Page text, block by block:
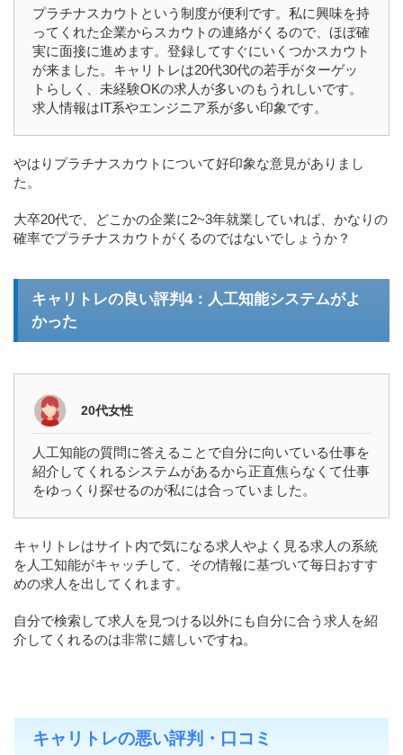
プラチナスカウトという制度が便利です。私に興味を持
ってくれた企業からスカウトの連絡がくるので、ほぼ確
実に面接に進めます。登録してすぐにいくつかスカウト
が来ました。キャリトレは20代30代の若手がターゲッ
トらしく、未経験OKの求人が多いのもうれしいです。
求人情報はIT系やエンジニア系が多い印象です。
やはりプラチナスカウトについて好印象な意見がありまし
た。
大卒20代で、どこかの企業に2~3年就業していれば、かなりの
確率でプラチナスカウトがくるのではないでしょうか？
キャリトレの良い評判4：人工知能システムがよ
かった
20代女性
人工知能の質問に答えることで自分に向いている仕事を
紹介してくれるシステムがあるから正直焦らなくて仕事
をゆっくり探せるのが私には合っていました。
キャリトレはサイト内で気になる求人やよく見る求人の系統
を人工知能がキャッチして、その情報に基づいて毎日おすす
めの求人を出してくれます。
自分で検索して求人を見つける以外にも自分に合う求人を紹
介してくれるのは非常に嬉しいですね。
キャリトレの悪い評判・口コミ